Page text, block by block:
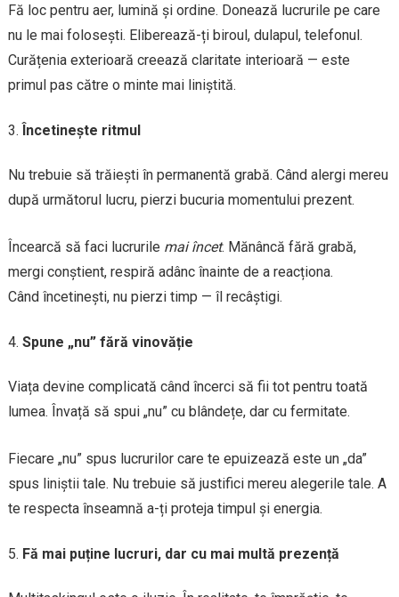
Fă loc pentru aer, lumină și ordine. Donează lucrurile pe care
nu le mai folosești. Eliberează-ți biroul, dulapul, telefonul.
Curățenia exterioară creează claritate interioară — este
primul pas către o minte mai liniștită.
Încetinește ritmul
Nu trebuie să trăiești în permanentă grabă. Când alergi mereu
după următorul lucru, pierzi bucuria momentului prezent.
Încearcă să faci lucrurile mai încet. Mănâncă fără grabă,
mergi conștient, respiră adânc înainte de a reacționa.
Când încetinești, nu pierzi timp — îl recâștigi.
Spune „nu” fără vinovăție
Viața devine complicată când încerci să fii tot pentru toată
lumea. Învață să spui „nu” cu blândețe, dar cu fermitate.
Fiecare „nu” spus lucrurilor care te epuizează este un „da”
spus liniștii tale. Nu trebuie să justifici mereu alegerile tale. A
te respecta înseamnă a-ți proteja timpul și energia.
Fă mai puține lucruri, dar cu mai multă prezență